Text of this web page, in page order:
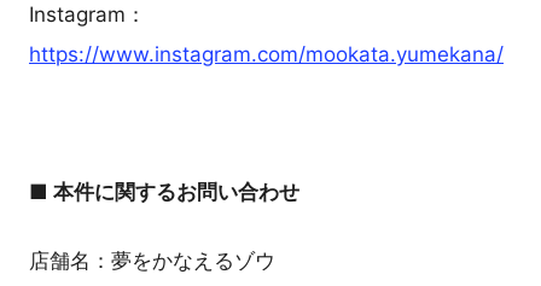
Instagram：
https://www.instagram.com/mookata.yumekana/
■ 本件に関するお問い合わせ
店舗名：夢をかなえるゾウ